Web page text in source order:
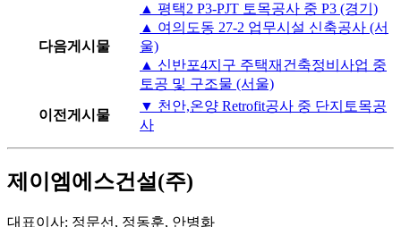
다음게시물
▲ 평택2 P3-PJT 토목공사 중 P3 (경기)
▲ 여의도동 27-2 업무시설 신축공사 (서
울)
▲ 신반포4지구 주택재건축정비사업 중
토공 및 구조물 (서울)
이전게시물
▼ 천안,온양 Retrofit공사 중 단지토목공
사
제이엠에스건설(주)
대표이사: 정문선, 정동훈, 안병화